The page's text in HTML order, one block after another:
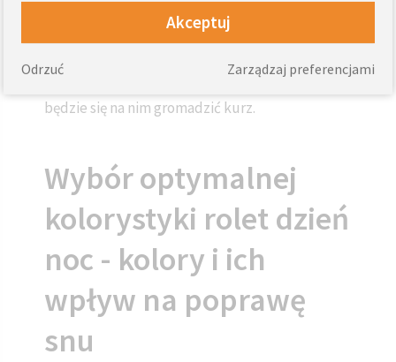
jako o rozwiązaniach tanich. Materiał rolet
kasetowych charakteryzuje się tym, że przylega
bezpośrednio do powierzchni okiennej. Nie
będzie się na nim gromadzić kurz.
Wybór optymalnej
kolorystyki rolet dzień
noc - kolory i ich
wpływ na poprawę
snu
Akceptuj
Zarządzaj preferencjami
Odrzuć